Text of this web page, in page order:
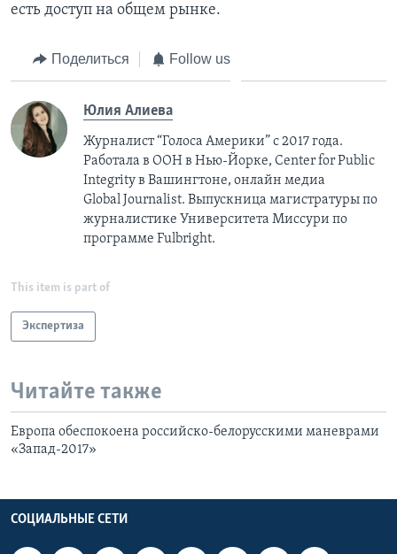
есть доступ на общем рынке.
Поделиться Follow us
Юлия Алиева
Журналист “Голоса Америки” с 2017 года.
Работала в ООН в Нью-Йорке, Center for Public
Integrity в Вашингтоне, онлайн медиа
Global Journalist. Выпускница магистратуры по
журналистике Университета Миссури по
программе Fulbright.
This item is part of
Экспертиза
Читайте также
Европа обеспокоена российско-белорусскими маневрами
«Запад-2017»
СОЦИАЛЬНЫЕ СЕТИ